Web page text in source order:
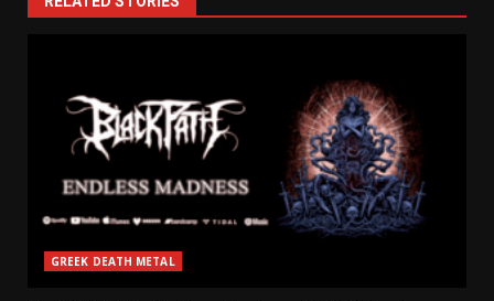
GREEK DEATH METAL